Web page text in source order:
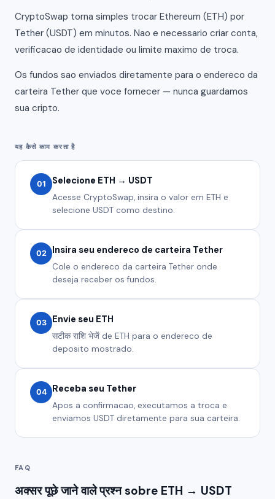
CryptoSwap torna simples trocar Ethereum (ETH) por
Tether (USDT) em minutos. Nao e necessario criar conta,
verificacao de identidade ou limite maximo de troca.
Os fundos sao enviados diretamente para o endereco da
carteira Tether que voce fornecer — nunca guardamos
sua cripto.
यह कैसे काम करता है
01 Selecione ETH → USDT
Acesse CryptoSwap, insira o valor em ETH e
selecione USDT como destino.
02 Insira seu endereco de carteira Tether
Cole o endereco da carteira Tether onde
deseja receber os fundos.
03 Envie seu ETH
सटीक राशि भेजें de ETH para o endereco de
deposito mostrado.
04 Receba seu Tether
Apos a confirmacao, executamos a troca e
enviamos USDT diretamente para sua carteira.
FAQ
अक्सर पूछे जाने वाले प्रश्न sobre ETH → USDT